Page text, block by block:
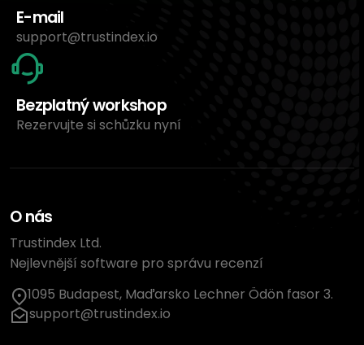
E-mail
support@trustindex.io
Bezplatný workshop
Rezervujte si schůzku nyní
O nás
Trustindex Ltd.
Nejlevnější software pro správu recenzí
1095 Budapest, Maďarsko Lechner Ödön fasor 3.
support@trustindex.io